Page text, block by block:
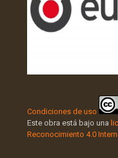
Condiciones de uso
Este obra está bajo una
Reconocimiento 4.0